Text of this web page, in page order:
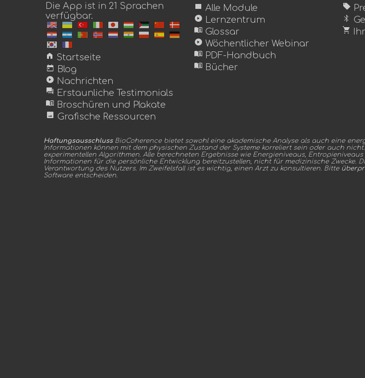
Die App ist in 21 Sprachen
verfügbar.
home Startseite
today Blog
play_circle Nachrichten
forum Erstaunliche Testimonials
menu_book Broschüren und Plakate
image Grafische Ressourcen
view_module Alle Module
play_circle Lernzentrum
menu_book Glossar
play_circle Wöchentlicher Webinar
menu_book PDF-Handbuch
menu_book Bücher
sell
bluetooth
shopping_cart
HaftungsausschlussBioCoherence bietet sowohl eine akademische Analyse als auch eine
Informationen können mit dem physischen Zustand der Systeme korreliert sein oder auch
experimentellen Algorithmen. Alle berechneten Ergebnisse wie Energieniveaus,
Informationen für die persönliche Entwicklung bereitzustellen, nicht für medizinische Zwecke.
Verantwortung des Nutzers. Im Zweifelsfall ist es wichtig, einen Arzt zu konsultieren. Bitte
Software entscheiden.